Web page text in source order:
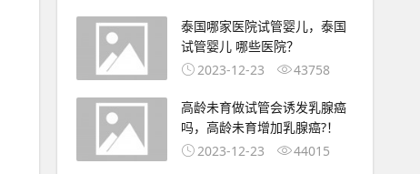
泰国哪家医院试管婴儿，泰国
试管婴儿 哪些医院？
2023-12-23
43758
高龄未育做试管会诱发乳腺癌
吗，高龄未育增加乳腺癌?！
2023-12-23
44015